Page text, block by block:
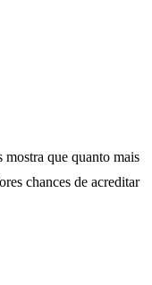
mostra que quanto mais
chances de acreditar